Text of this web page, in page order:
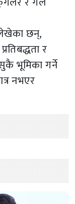
लेखेका छन्,
र
भूमिका गर्ने
नभएर